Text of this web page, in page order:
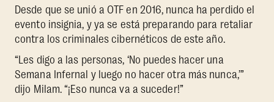
Desde que se unió a OTF en 2016, nunca ha perdido el
evento insignia, y ya se está preparando para retaliar
contra los criminales cibernéticos de este año.
“Les digo a las personas, ‘No puedes hacer una
Semana Infernal y luego no hacer otra más nunca,’”
dijo Milam. “¡Eso nunca va a suceder!”